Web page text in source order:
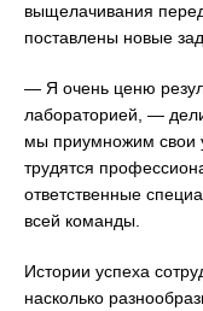
выщелачивания
поставлены новые
— Я очень ценю
лабораторией, —
мы приумножим свои
трудятся
ответственные
всей команды.
Истории успеха
насколько